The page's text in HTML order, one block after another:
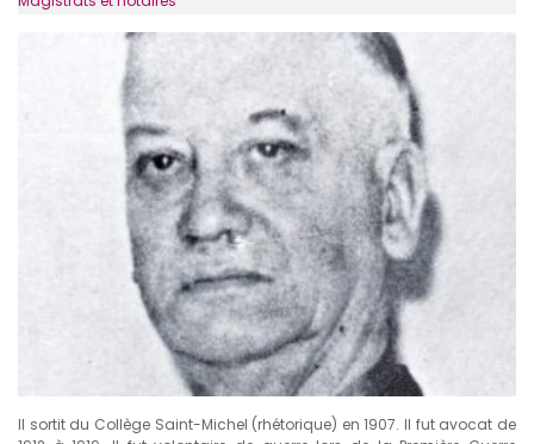
Il sortit du Collège Saint-Michel (rhétorique) en 1907. Il fut avocat de